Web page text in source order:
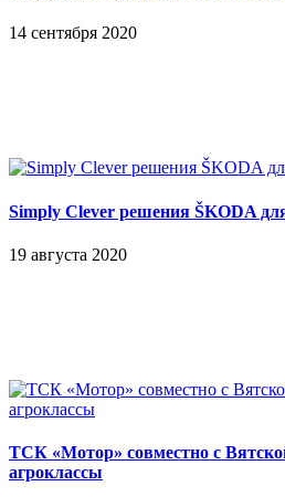
14 сентября 2020
Simply Clever решения ŠKODA
19 августа 2020
ТСК «Мотор» совместно с
агроклассы